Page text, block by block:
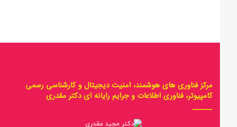
مرکز فناوری های هوشمند، امنیت دیجیتال و کارشناسی رسمی
کامپیوتر، فناوری اطلاعات و جرایم رایانه ای دکتر مقدری